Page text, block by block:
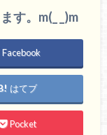
す。m(_ _)m
Facebook
はてブ
Pocket